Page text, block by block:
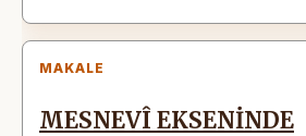
MAKALE
MESNEVÎ EKSENİNDE